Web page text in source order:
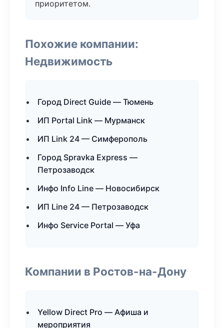
приоритетом.
Похожие компании:
Недвижимость
Город Direct Guide — Тюмень
ИП Portal Link — Мурманск
ИП Link 24 — Симферополь
Город Spravka Express —
Петрозаводск
Инфо Info Line — Новосибирск
ИП Line 24 — Петрозаводск
Инфо Service Portal — Уфа
Компании в Ростов-на-Дону
Yellow Direct Pro — Афиша и
мероприятия